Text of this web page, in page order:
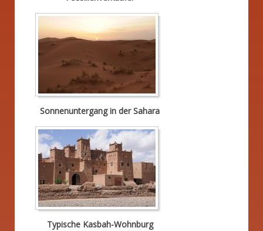
Sonnenuntergang in der Sahara
Typische Kasbah-Wohnburg